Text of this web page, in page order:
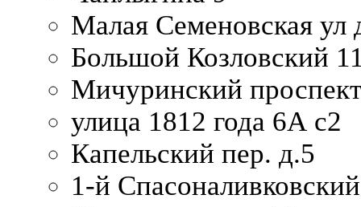
Малая Семеновская ул
Большой Козловский
Мичуринский
улица 1812 года 6А с2
Капельский пер. д.5
1-й